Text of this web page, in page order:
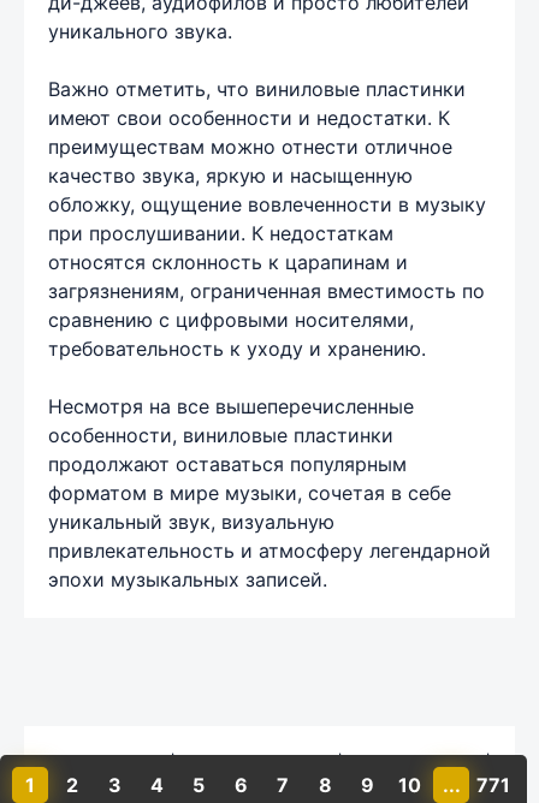
1 2 3 4 5 6 7 8 9 10 ... 771
уникального звука.
Важно отметить, что виниловые пластинки
имеют свои особенности и недостатки. К
преимуществам можно отнести отличное
качество звука, яркую и насыщенную
обложку, ощущение вовлеченности в музыку
при прослушивании. К недостаткам
относятся склонность к царапинам и
загрязнениям, ограниченная вместимость по
сравнению с цифровыми носителями,
требовательность к уходу и хранению.
Несмотря на все вышеперечисленные
особенности, виниловые пластинки
продолжают оставаться популярным
форматом в мире музыки, сочетая в себе
уникальный звук, визуальную
привлекательность и атмосферу легендарной
эпохи музыкальных записей.
Комментарии
Политика конфиденциальности